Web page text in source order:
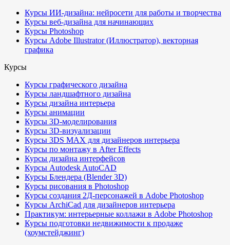
Курсы ИИ-дизайна: нейросети для работы и творчества
Курсы веб-дизайна для начинающих
Курсы Photoshop
Курсы Adobe Illustrator (Иллюстратор), векторная
графика
Курсы
Курсы графического дизайна
Курсы ландшафтного дизайна
Курсы дизайна интерьера
Курсы анимации
Курсы 3D-моделирования
Курсы 3D-визуализации
Курсы 3DS MAX для дизайнеров интерьера
Курсы по монтажу в After Effects
Курсы дизайна интерфейсов
Курсы Autodesk AutoCAD
Курсы Блендера (Blender 3D)
Курсы рисования в Photoshop
Курсы создания 2Д-персонажей в Adobe Photoshop
Курсы ArchiCad для дизайнеров интерьера
Практикум: интерьерные коллажи в Adobe Photoshop
Курсы подготовки недвижимости к продаже
(хоумстейджинг)